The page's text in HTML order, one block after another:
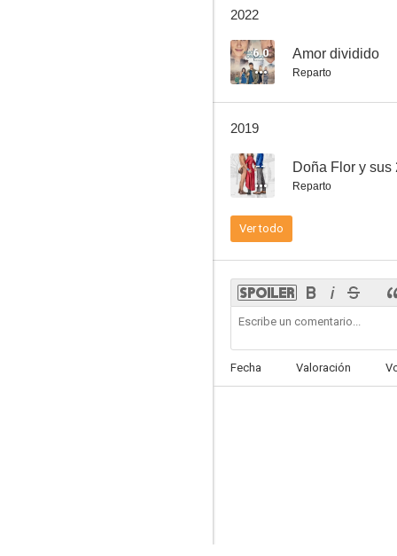
2022
6.0 Amor dividido
Reparto
2019
-- Doña Flor y sus
Reparto
Ver todo
Fecha Valoración